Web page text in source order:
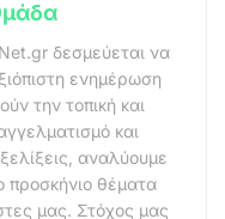
δεσμεύεται να
ενημέρωση
την τοπική και
και
αναλύουμε
προσκήνιο θέματα
μας. Στόχος μας